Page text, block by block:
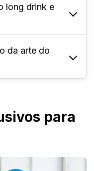
usar
pois
deformar ou
long drink e
e comporta 350
o shot é
cerca de 30 ml a
da arte do
da arte ou
conferênciapara